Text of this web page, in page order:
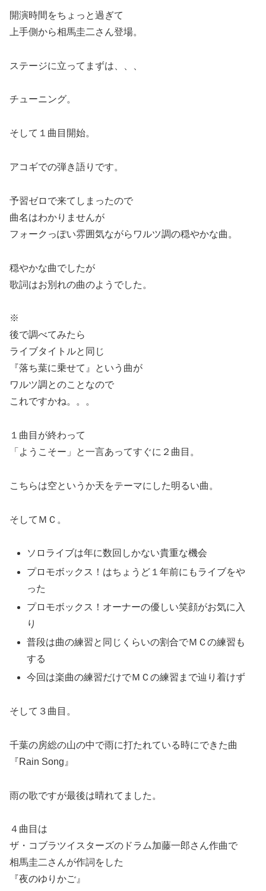
開演時間をちょっと過ぎて
上手側から相馬圭二さん登場。
ステージに立ってまずは、、、
チューニング。
そして１曲目開始。
アコギでの弾き語りです。
予習ゼロで来てしまったので
曲名はわかりませんが
フォークっぽい雰囲気ながらワルツ調の穏やかな曲。
穏やかな曲でしたが
歌詞はお別れの曲のようでした。
※
後で調べてみたら
ライブタイトルと同じ
『落ち葉に乗せて』という曲が
ワルツ調とのことなので
これですかね。。。
１曲目が終わって
「ようこそー」と一言あってすぐに２曲目。
こちらは空というか天をテーマにした明るい曲。
そしてＭＣ。
ソロライブは年に数回しかない貴重な機会
プロモボックス！はちょうど１年前にもライブをや
った
プロモボックス！オーナーの優しい笑顔がお気に入
り
普段は曲の練習と同じくらいの割合でＭＣの練習も
する
今回は楽曲の練習だけでＭＣの練習まで辿り着けず
そして３曲目。
千葉の房総の山の中で雨に打たれている時にできた曲
『Rain Song』
雨の歌ですが最後は晴れてました。
４曲目は
ザ・コブラツイスターズのドラム加藤一郎さん作曲で
相馬圭二さんが作詞をした
『夜のゆりかご』